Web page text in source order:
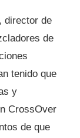
director de
de
tenido que
y
CrossOver
de que